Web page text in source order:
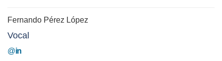
Fernando Pérez López
Vocal
@in